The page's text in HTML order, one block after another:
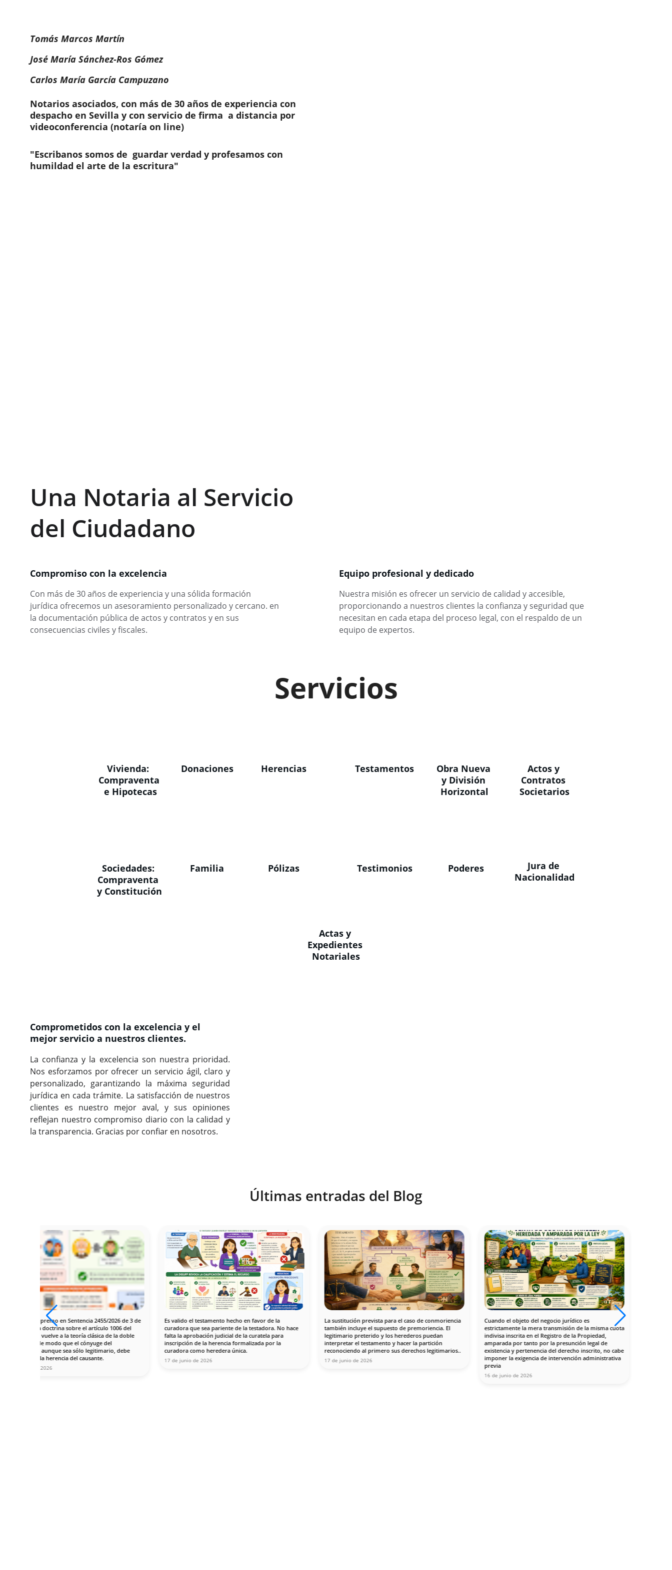
Tomás Marcos Martín
José María Sánchez-Ros Gómez
Carlos María García Campuzano
Notarios asociados, con más de 30 años de experiencia con
despacho en Sevilla y con servicio de firma  a distancia por
videoconferencia (notaría on line)
"Escribanos somos de  guardar verdad y profesamos con
humildad el arte de la escritura"
Una Notaria al Servicio
del Ciudadano
Con más de 30 años de experiencia y una sólida formación
jurídica ofrecemos un asesoramiento personalizado y cercano. en
la documentación pública de actos y contratos y en sus
consecuencias civiles y fiscales.
Compromiso con la excelencia Equipo profesional y dedicado
Nuestra misión es ofrecer un servicio de calidad y accesible,
proporcionando a nuestros clientes la confianza y seguridad que
necesitan en cada etapa del proceso legal, con el respaldo de un
equipo de expertos.
Servicios
Vivienda:
Compraventa
e Hipotecas
Obra Nueva
y División
Horizontal
Donaciones
Actos y
Contratos
Societarios
Herencias
Familia
Testamentos
Pólizas Testimonios Poderes
Sociedades:
Compraventa
y Constitución
Jura de
Nacionalidad
Actas y
Expedientes
Notariales
Comprometidos con la excelencia y el
mejor servicio a nuestros clientes.
La confianza y la excelencia son nuestra prioridad.
Nos esforzamos por ofrecer un servicio ágil, claro y
personalizado, garantizando la máxima seguridad
jurídica en cada trámite. La satisfacción de nuestros
clientes es nuestro mejor aval, y sus opiniones
reflejan nuestro compromiso diario con la calidad y
la transparencia. Gracias por confiar en nosotros.
Últimas entradas del Blog